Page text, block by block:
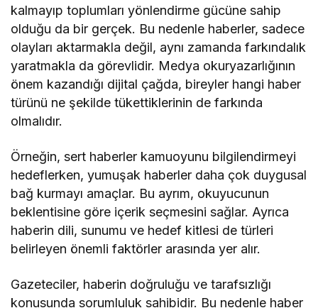
kalmayıp toplumları yönlendirme gücüne sahip
olduğu da bir gerçek. Bu nedenle haberler, sadece
olayları aktarmakla değil, aynı zamanda farkındalık
yaratmakla da görevlidir. Medya okuryazarlığının
önem kazandığı dijital çağda, bireyler hangi haber
türünü ne şekilde tükettiklerinin de farkında
olmalıdır.
Örneğin, sert haberler kamuoyunu bilgilendirmeyi
hedeflerken, yumuşak haberler daha çok duygusal
bağ kurmayı amaçlar. Bu ayrım, okuyucunun
beklentisine göre içerik seçmesini sağlar. Ayrıca
haberin dili, sunumu ve hedef kitlesi de türleri
belirleyen önemli faktörler arasında yer alır.
Gazeteciler, haberin doğruluğu ve tarafsızlığı
konusunda sorumluluk sahibidir. Bu nedenle haber